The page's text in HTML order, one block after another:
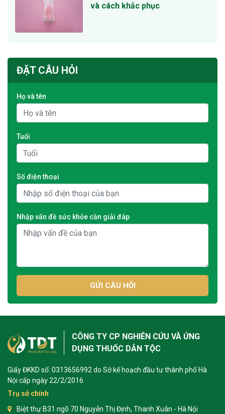
và cách khắc phục
ĐẶT CÂU HỎI
Họ và tên
Tuổi
Số điện thoại
Nhập vấn đề sức khỏe cần giải đáp
GỬI CÂU HỎI
CÔNG TY CP NGHIÊN CỨU VÀ ỨNG
DỤNG THUỐC DÂN TỘC
Giấy ĐKKD số: 0313656992 do Sở kế hoạch đầu tư thành phố Hà
Nội cấp ngày 22/2/2016
Trụ sở chính
Biệt thự B31 ngõ 70 Nguyễn Thị Định, Thanh Xuân - Hà Nội